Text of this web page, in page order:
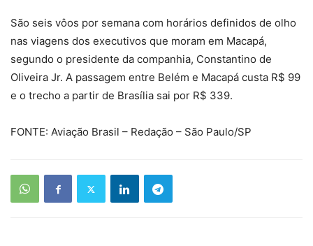
São seis vôos por semana com horários definidos de olho
nas viagens dos executivos que moram em Macapá,
segundo o presidente da companhia, Constantino de
Oliveira Jr. A passagem entre Belém e Macapá custa R$ 99
e o trecho a partir de Brasília sai por R$ 339.
FONTE: Aviação Brasil – Redação – São Paulo/SP